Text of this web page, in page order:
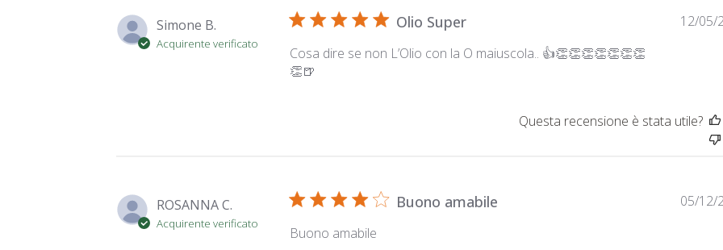
Simone B.
Acquirente verificato
Olio Super
Cosa dire se non L’Olio con la O maiuscola.. 👍👏👏👏👏👏👏👏
👏🍺
12/05/
Questa recensione è stata utile?
ROSANNA C.
Acquirente verificato
Buono amabile
Buono amabile
05/12/